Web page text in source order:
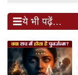
ये भी पढ़ें...